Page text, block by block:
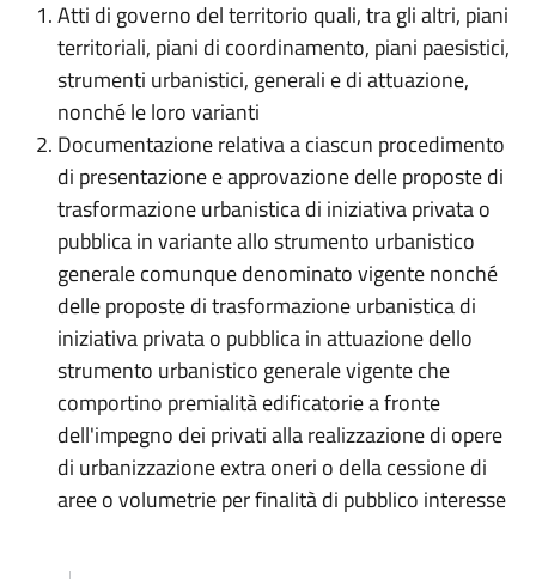
Atti di governo del territorio quali, tra gli altri, piani
territoriali, piani di coordinamento, piani paesistici,
strumenti urbanistici, generali e di attuazione,
nonché le loro varianti
Documentazione relativa a ciascun procedimento
di presentazione e approvazione delle proposte di
trasformazione urbanistica di iniziativa privata o
pubblica in variante allo strumento urbanistico
generale comunque denominato vigente nonché
delle proposte di trasformazione urbanistica di
iniziativa privata o pubblica in attuazione dello
strumento urbanistico generale vigente che
comportino premialità edificatorie a fronte
dell'impegno dei privati alla realizzazione di opere
di urbanizzazione extra oneri o della cessione di
aree o volumetrie per finalità di pubblico interesse